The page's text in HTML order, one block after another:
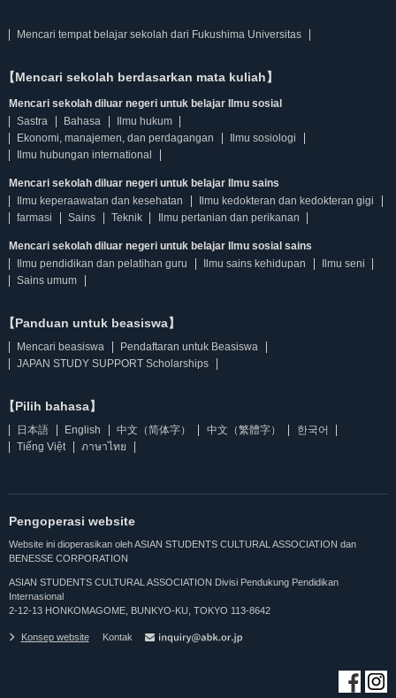
Mencari tempat belajar sekolah dari Fukushima Universitas
【Mencari sekolah berdasarkan mata kuliah】
Mencari sekolah diluar negeri untuk belajar Ilmu sosial
Sastra
Bahasa
Ilmu hukum
Ekonomi, manajemen, dan perdagangan
Ilmu sosiologi
Ilmu hubungan international
Mencari sekolah diluar negeri untuk belajar Ilmu sains
Ilmu keperaawatan dan kesehatan
Ilmu kedokteran dan kedokteran gigi
farmasi
Sains Teknik Ilmu pertanian dan perikanan
Mencari sekolah diluar negeri untuk belajar Ilmu sosial sains
Ilmu pendidikan dan pelatihan guru
Ilmu sains kehidupan
Ilmu seni
Sains umum
【Panduan untuk beasiswa】
Mencari beasiswa
Pendaftaran untuk Beasiswa
JAPAN STUDY SUPPORT Scholarships
【Pilih bahasa】
日本語 English 中文（简体字） 中文（繁體字）
한국어
Tiếng Việt
ภาษาไทย
Pengoperasi website
Website ini dioperasikan oleh ASIAN STUDENTS CULTURAL ASSOCIATION dan
BENESSE CORPORATION
ASIAN STUDENTS CULTURAL ASSOCIATION Divisi Pendukung Pendidikan
Internasional
2-12-13 HONKOMAGOME, BUNKYO-KU, TOKYO 113-8642
Konsep website Kontak